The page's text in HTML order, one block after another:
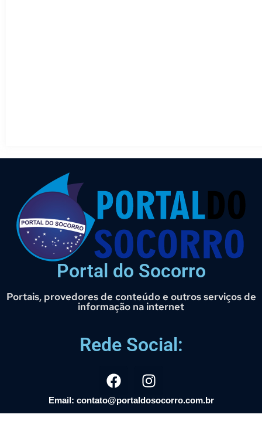
Portal do Socorro
Portais, provedores de conteúdo e outros serviços de
informação na internet
Rede Social:
Email: contato@portaldosocorro.com.br